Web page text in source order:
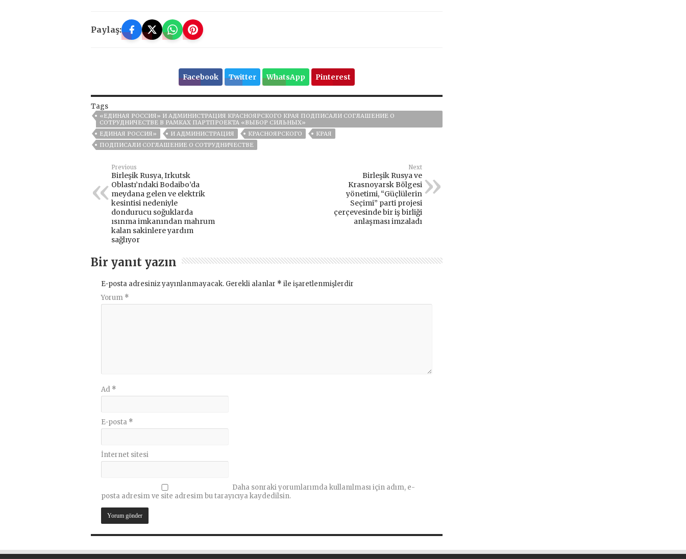
Paylaş:
Facebook Twitter WhatsApp Pinterest
Tags
«ЕДИНАЯ РОССИЯ» И АДМИНИСТРАЦИЯ КРАСНОЯРСКОГО КРАЯ ПОДПИСАЛИ СОГЛАШЕНИЕ О
СОТРУДНИЧЕСТВЕ В РАМКАХ ПАРТПРОЕКТА «ВЫБОР СИЛЬНЫХ»
ЕДИНАЯ РОССИЯ»
И АДМИНИСТРАЦИЯ КРАСНОЯРСКОГО
КРАЯ
ПОДПИСАЛИ СОГЛАШЕНИЕ О СОТРУДНИЧЕСТВЕ
Previous
Birleşik Rusya, Irkutsk
Oblastı’ndaki Bodaibo’da
meydana gelen ve elektrik
kesintisi nedeniyle
dondurucu soğuklarda
ısınma imkanından mahrum
kalan sakinlere yardım
sağlıyor
Next
Birleşik Rusya ve
Krasnoyarsk Bölgesi
yönetimi, “Güçlülerin
Seçimi” parti projesi
çerçevesinde bir iş birliği
anlaşması imzaladı
Bir yanıt yazın
E-posta adresiniz yayınlanmayacak. Gerekli alanlar * ile işaretlenmişlerdir
Yorum *
Ad *
E-posta *
İnternet sitesi
Daha sonraki yorumlarımda kullanılması için adım, e-
posta adresim ve site adresim bu tarayıcıya kaydedilsin.